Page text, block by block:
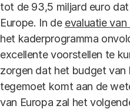
tot de 93,5 miljard euro
Europe. In de evaluatie
het kaderprogramma
excellente voorstellen te
zorgen dat het budget van
tegemoet komt aan de
van Europa zal het